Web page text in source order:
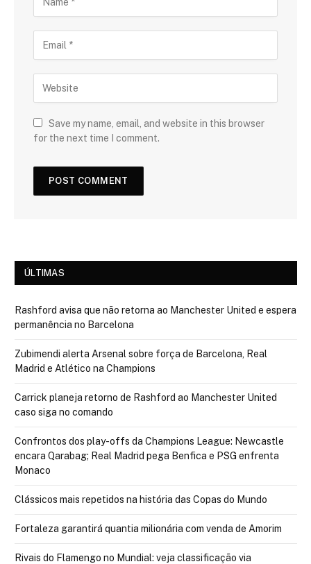
Save my name, email, and website in this browser
for the next time I comment.
ÚLTIMAS
Rashford avisa que não retorna ao Manchester United e espera
permanência no Barcelona
Zubimendi alerta Arsenal sobre força de Barcelona, Real
Madrid e Atlético na Champions
Carrick planeja retorno de Rashford ao Manchester United
caso siga no comando
Confrontos dos play-offs da Champions League: Newcastle
encara Qarabag; Real Madrid pega Benfica e PSG enfrenta
Monaco
Clássicos mais repetidos na história das Copas do Mundo
Fortaleza garantirá quantia milionária com venda de Amorim
Rivais do Flamengo no Mundial: veja classificação via